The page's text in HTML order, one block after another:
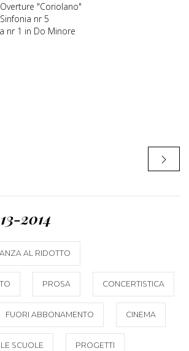
Overture "Coriolano"
Sinfonia nr 5
nr 1 in Do Minore
2014
AL RIDOTTO
PROSA CONCERTISTICA
FUORI ABBONAMENTO CINEMA
SCUOLE PROGETTI